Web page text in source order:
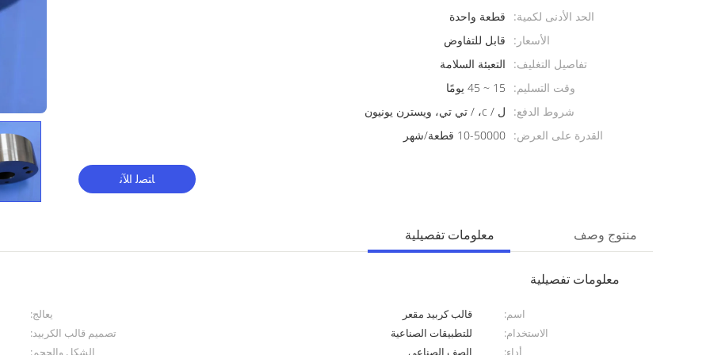
الحد الأدنى لكمية:
قطعة واحدة
الأسعار:
قابل للتفاوض
تفاصيل التغليف:
التعبئة السلامة
وقت التسليم:
15 ~ 45 يومًا
شروط الدفع:
ل / c، / تي تي، ويسترن يونيون
القدرة على العرض: 10-50000 قطعة/شهر
ﺎﺘﺼﻟ ﺍﻶﻧ
معلومات تفصيلية منتوج وصف
معلومات تفصيلية
اسم: قالب كربيد مقعر
يعالج:
الاستخدام:
للتطبيقات الصناعية
تصميم قالب الكربيد:
أداء:
الصف الصناعي الشكل والحجم: